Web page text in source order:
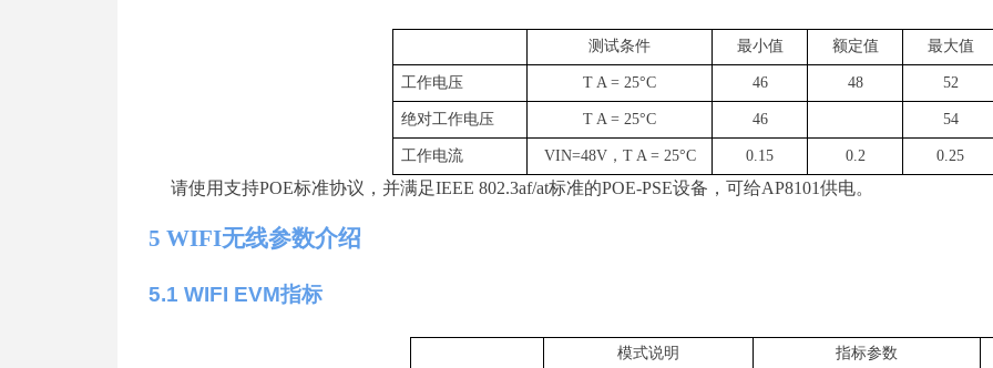
测试条件 最小值 额定值 最大值
工作电压 T A = 25°C 46 48 52
绝对工作电压 T A = 25°C 46 54
工作电流 VIN=48V， T A = 25°C 0.15 0.2 0.25
请使用支持POE标准协议，并满足IEEE 802.3af/at标准的POE-PSE设备，可给AP8101供电。
5 WIFI无线参数介绍
5.1 WIFI EVM指标
模式说明 指标参数